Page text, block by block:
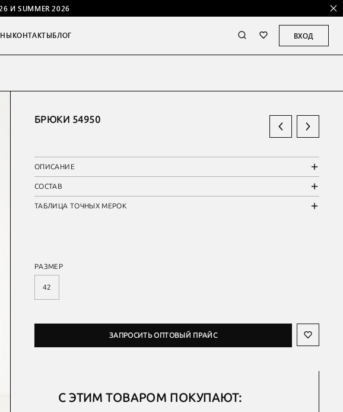
И SUMMER 2026
КОНТАКТЫБЛОГ ВХОД
БРЮКИ 54950
ОПИСАНИЕ
СОСТАВ
ТАБЛИЦА ТОЧНЫХ МЕРОК
РАЗМЕР
42
ЗАПРОСИТЬ ОПТОВЫЙ ПРАЙС
С ЭТИМ ТОВАРОМ ПОКУПАЮТ: